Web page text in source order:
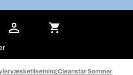
Cleanstar Sommer